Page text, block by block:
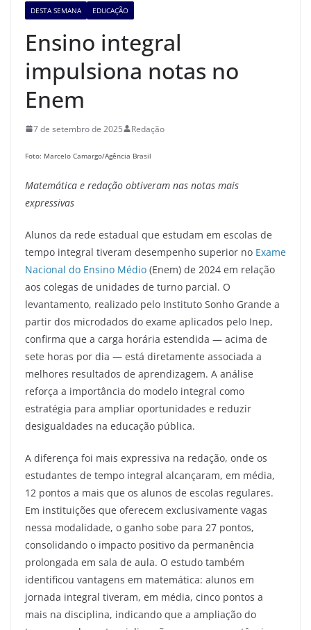
DESTA SEMANA EDUCAÇÃO
Ensino integral
impulsiona notas no
Enem
7 de setembro de 2025 Redação
Foto: Marcelo Camargo/Agência Brasil
Matemática e redação obtiveram nas notas mais
expressivas
Alunos da rede estadual que estudam em escolas de
tempo integral tiveram desempenho superior no Exame
Nacional do Ensino Médio (Enem) de 2024 em relação
aos colegas de unidades de turno parcial. O
levantamento, realizado pelo Instituto Sonho Grande a
partir dos microdados do exame aplicados pelo Inep,
confirma que a carga horária estendida — acima de
sete horas por dia — está diretamente associada a
melhores resultados de aprendizagem. A análise
reforça a importância do modelo integral como
estratégia para ampliar oportunidades e reduzir
desigualdades na educação pública.
A diferença foi mais expressiva na redação, onde os
estudantes de tempo integral alcançaram, em média,
12 pontos a mais que os alunos de escolas regulares.
Em instituições que oferecem exclusivamente vagas
nessa modalidade, o ganho sobe para 27 pontos,
consolidando o impacto positivo da permanência
prolongada em sala de aula. O estudo também
identificou vantagens em matemática: alunos em
jornada integral tiveram, em média, cinco pontos a
mais na disciplina, indicando que a ampliação do